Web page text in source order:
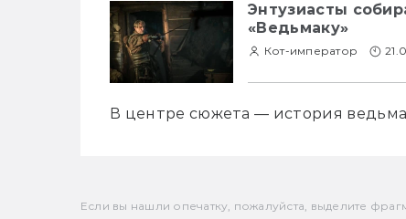
Энтузиасты
«Ведьмаку»
Кот-император
В центре сюжета — история
Если вы нашли опечатку, пожалуйста, выделите